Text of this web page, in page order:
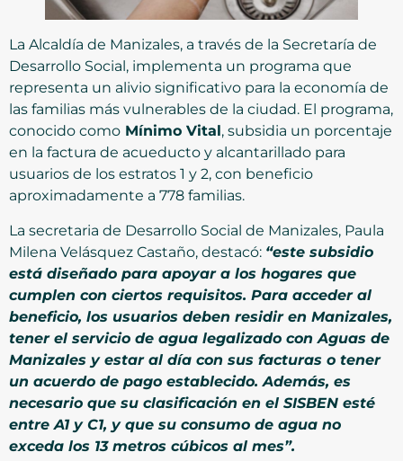
La Alcaldía de Manizales, a través de la Secretaría de
Desarrollo Social, implementa un programa que
representa un alivio significativo para la economía de
las familias más vulnerables de la ciudad. El programa,
conocido como Mínimo Vital, subsidia un porcentaje
en la factura de acueducto y alcantarillado para
usuarios de los estratos 1 y 2, con beneficio
aproximadamente a 778 familias.
La secretaria de Desarrollo Social de Manizales, Paula
Milena Velásquez Castaño, destacó: “este subsidio
está diseñado para apoyar a los hogares que
cumplen con ciertos requisitos. Para acceder al
beneficio, los usuarios deben residir en Manizales,
tener el servicio de agua legalizado con Aguas de
Manizales y estar al día con sus facturas o tener
un acuerdo de pago establecido. Además, es
necesario que su clasificación en el SISBEN esté
entre A1 y C1, y que su consumo de agua no
exceda los 13 metros cúbicos al mes”.